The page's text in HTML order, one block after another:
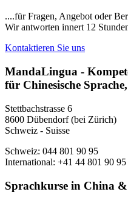
....für Fragen, Angebot oder
Wir antworten innert 12
Kontaktieren Sie uns
MandaLingua -
für Chinesische
Stettbachstrasse 6
8600 Dübendorf (bei Zürich)
Schweiz - Suisse
Schweiz: 044 801 90 95
International: +41 44 801 90 95
Sprachkurse in China